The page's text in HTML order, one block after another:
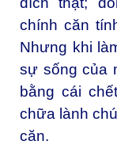
chính căn
Nhưng khi
sự sống của
bằng cái
chữa lành
căn.